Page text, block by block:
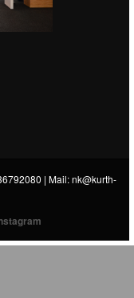
| Mail:nk@kurth-